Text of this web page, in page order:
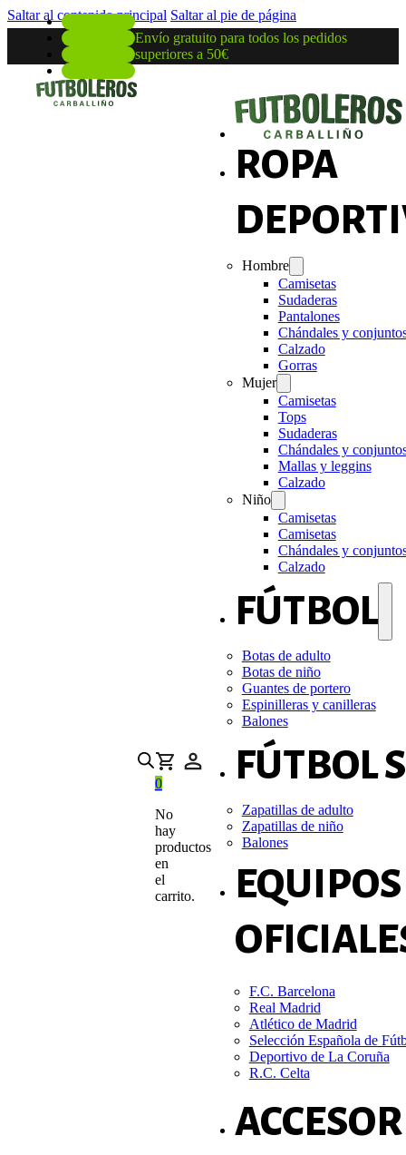
Saltar al contenido principal Saltar al pie de página
Envío gratuito para todos los pedidos
superiores a 50€
0
No
hay
productos
en
el
carrito.
ROPA
Hombre
Camisetas
Sudaderas
Pantalones
Chándales y
Calzado
Gorras
Mujer
Camisetas
Tops
Sudaderas
Chándales y
Mallas y leggins
Calzado
Niño
Camisetas
Camisetas
Chándales y
Calzado
FÚTBOL
Botas de adulto
Botas de niño
Guantes de portero
Espinilleras y canilleras
Balones
FÚTBOL
Zapatillas de adulto
Zapatillas de niño
Balones
EQUIPOS
F.C. Barcelona
Real Madrid
Atlético de Madrid
Selección Española de
Deportivo de La Coruña
R.C. Celta